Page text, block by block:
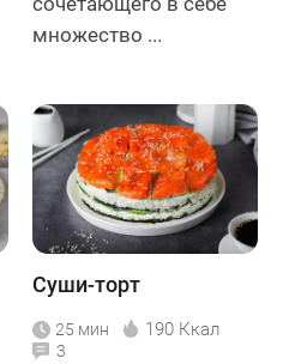
множество ...
Суши-торт
25 мин 190 Ккал
3